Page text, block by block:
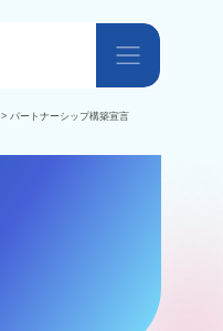
> パートナーシップ構築宣言